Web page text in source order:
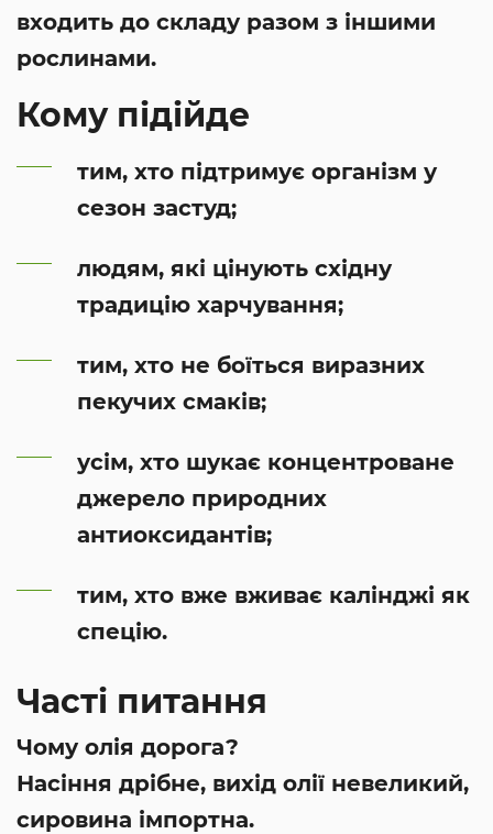
входить до складу разом з іншими
рослинами.
Кому підійде
тим, хто підтримує організм у
сезон застуд;
людям, які цінують східну
традицію харчування;
тим, хто не боїться виразних
пекучих смаків;
усім, хто шукає концентроване
джерело природних
антиоксидантів;
тим, хто вже вживає калінджі як
спецію.
Часті питання
Чому олія дорога?
Насіння дрібне, вихід олії невеликий,
сировина імпортна.